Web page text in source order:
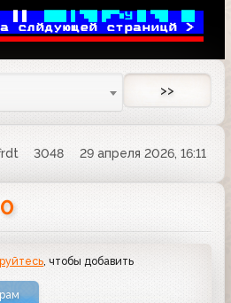
У
слйдующей страницй >
>>
3048 29 апреля 2026, 16:11
0
, чтобы добавить